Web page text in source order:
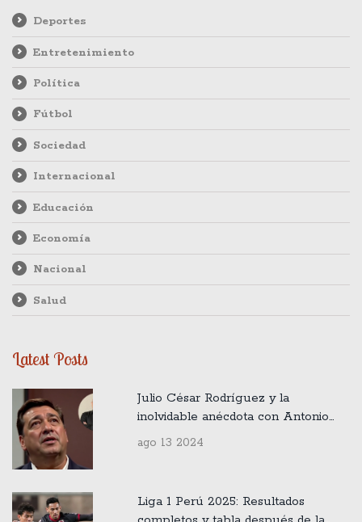
Deportes
Entretenimiento
Política
Fútbol
Sociedad
Internacional
Educación
Economía
Nacional
Salud
Latest Posts
Julio César Rodríguez y la
inolvidable anécdota con Antonio
Skármeta, Paulo Coelho y Cecilia
Bolocco
ago 13 2024
Liga 1 Perú 2025: Resultados